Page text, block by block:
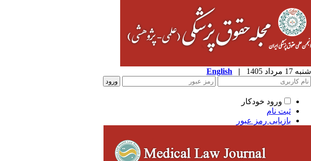
شنبه 17 مرداد 1405 |
English
ورود خودکار
ثبت نام
بازیابی رمز عبور